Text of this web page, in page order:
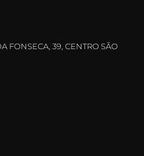
FONSECA, 39, CENTRO SÃO